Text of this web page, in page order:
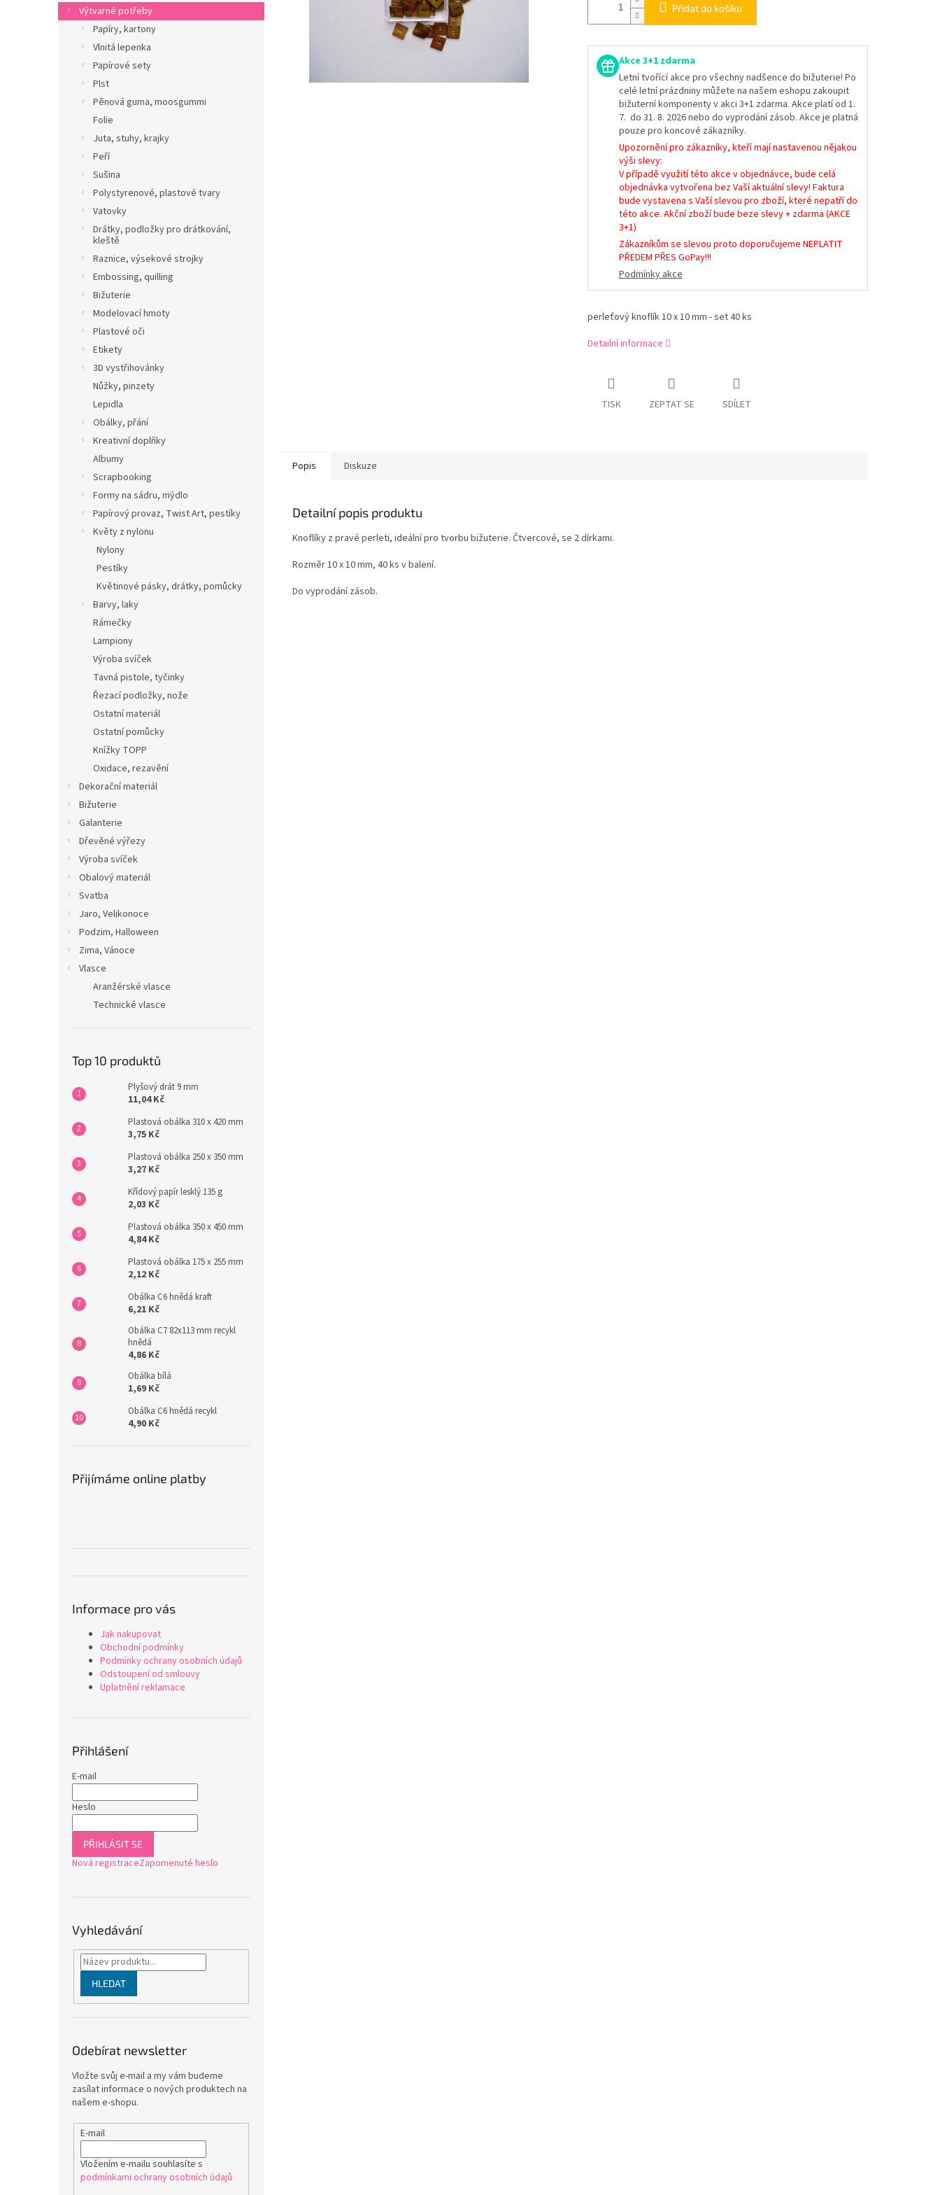
n
e
Výtvarné potřeby
Papíry, kartony
Vlnitá lepenka
Papírové sety
Plst
Pěnová guma, moosgummi
Folie
Juta, stuhy, krajky
Peří
Sušina
Polystyrenové, plastové tvary
Vatovky
Drátky, podložky pro drátkování,
kleště
Raznice, výsekové strojky
Embossing, quilling
Bižuterie
Modelovací hmoty
Plastové oči
Etikety
3D vystřihovánky
Nůžky, pinzety
Lepidla
Obálky, přání
Kreativní doplňky
Albumy
Scrapbooking
Formy na sádru, mýdlo
Papírový provaz, Twist Art, pestíky
Květy z nylonu
Nylony
Pestíky
Květinové pásky, drátky, pomůcky
Barvy, laky
Rámečky
Lampiony
Výroba svíček
Tavná pistole, tyčinky
Řezací podložky, nože
Ostatní materiál
Ostatní pomůcky
Knížky TOPP
Oxidace, rezavění
Dekorační materiál
Bižuterie
Galanterie
Dřevěné výřezy
Výroba svíček
Obalový materiál
Svatba
Jaro, Velikonoce
Podzim, Halloween
Zima, Vánoce
Vlasce
Aranžérské vlasce
Technické vlasce
Top 10 produktů
Plyšový drát 9 mm
11,04 Kč
Plastová obálka 310 x 420 mm
3,75 Kč
Plastová obálka 250 x 350 mm
3,27 Kč
Křídový papír lesklý 135 g
2,03 Kč
Plastová obálka 350 x 450 mm
4,84 Kč
Plastová obálka 175 x 255 mm
2,12 Kč
Obálka C6 hnědá kraft
6,21 Kč
Obálka C7 82x113 mm recykl
hnědá
4,86 Kč
Obálka bílá
1,69 Kč
Obálka C6 hnědá recykl
4,90 Kč
Přijímáme online platby
Informace pro vás
Jak nakupovat
Obchodní podmínky
Podmínky ochrany osobních údajů
Odstoupení od smlouvy
Uplatnění reklamace
Přihlášení
E-mail
Heslo
PŘIHLÁSIT SE
Nová registraceZapomenuté heslo
Vyhledávání
HLEDAT
Odebírat newsletter
Vložte svůj e-mail a my vám budeme
zasílat informace o nových produktech na
našem e-shopu.
E-mail
Vložením e-mailu souhlasíte s
podmínkami ochrany osobních údajů
Přidat do košíku
Akce 3+1 zdarma
Letní tvořící akce pro všechny nadšence do bižuterie! Po
celé letní prázdniny můžete na našem eshopu zakoupit
bižuterní komponenty v akci 3+1 zdarma. Akce platí od 1.
7. do 31. 8. 2026 nebo do vyprodání zásob. Akce je platná
pouze pro koncové zákazníky.
Upozornění pro zákazníky, kteří mají nastavenou nějakou
výši slevy:
V případě využití této akce v objednávce, bude celá
objednávka vytvořena bez Vaší aktuální slevy! Faktura
bude vystavena s Vaší slevou pro zboží, které nepatří do
této akce. Akční zboží bude beze slevy + zdarma (AKCE
3+1)
Zákazníkům se slevou proto doporučujeme NEPLATIT
PŘEDEM PŘES GoPay!!!
Podmínky akce
perleťový knoflík 10 x 10 mm - set 40 ks
Detailní informace
TISK ZEPTAT SE SDÍLET
Popis Diskuze
Detailní popis produktu
Knoflíky z pravé perleti, ideální pro tvorbu bižuterie. Čtvercové, se 2 dírkami.
Rozměr 10 x 10 mm, 40 ks v balení.
Do vyprodání zásob.